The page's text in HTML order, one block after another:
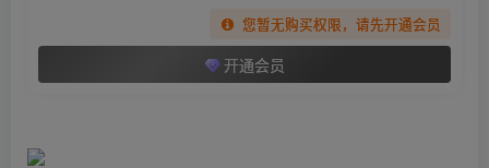
您暂无购买权限，请先开通会员
开通会员